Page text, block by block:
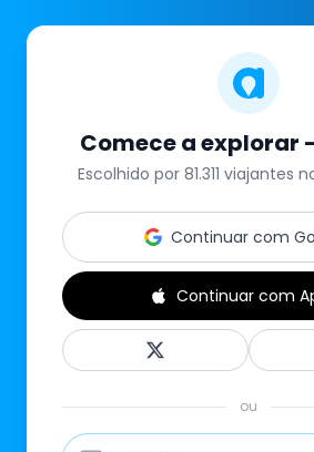
Comece a explorar
Escolhido por 81.311 viajantes
Continuar com
Continuar com
ou